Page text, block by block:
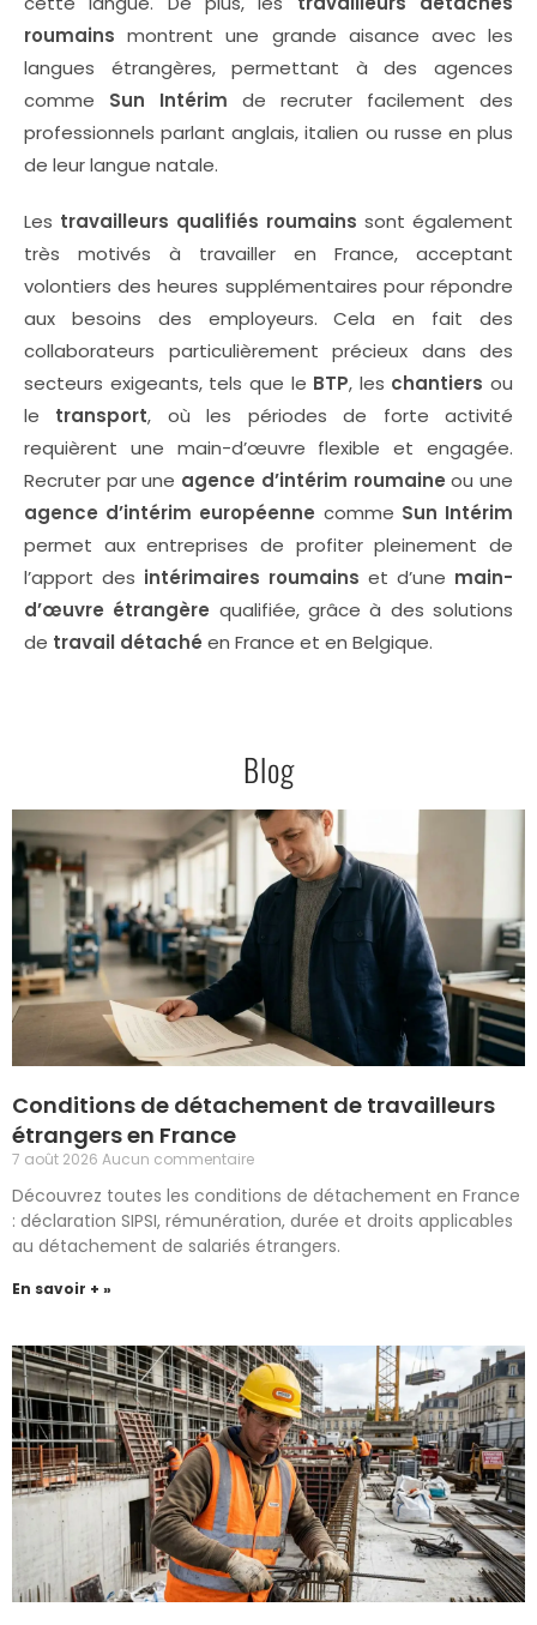
roumains montrent une grande aisance avec les
langues étrangères, permettant à des agences
comme Sun Intérim de recruter facilement des
professionnels parlant anglais, italien ou russe en plus
de leur langue natale.
Les travailleurs qualifiés roumains sont également
très motivés à travailler en France, acceptant
volontiers des heures supplémentaires pour répondre
aux besoins des employeurs. Cela en fait des
collaborateurs particulièrement précieux dans des
secteurs exigeants, tels que le BTP, les chantiers ou
le transport, où les périodes de forte activité
requièrent une main-d’œuvre flexible et engagée.
Recruter par une agence d’intérim roumaine ou une
agence d’intérim européenne comme Sun Intérim
permet aux entreprises de profiter pleinement de
l’apport des intérimaires roumains et d’une main-
d’œuvre étrangère qualifiée, grâce à des solutions
de travail détaché en France et en Belgique.
Blog
Conditions de détachement de travailleurs
étrangers en France
7 août 2026 Aucun commentaire
Découvrez toutes les conditions de détachement en France
: déclaration SIPSI, rémunération, durée et droits applicables
au détachement de salariés étrangers.
En savoir + »